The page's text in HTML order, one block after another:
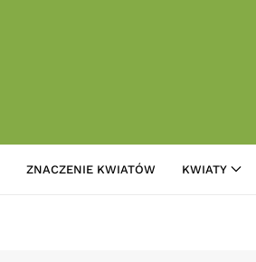
ZNACZENIE KWIATÓW KWIATY